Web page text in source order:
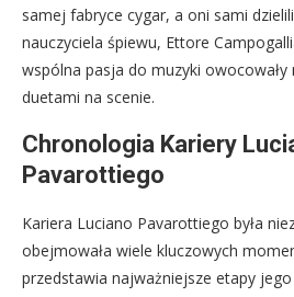
samej fabryce cygar, a oni sami
nauczyciela śpiewu, Ettore
wspólna pasja do muzyki owocowały
duetami na scenie.
Chronologia Kariery
Pavarottiego
Kariera Luciano Pavarottiego była
obejmowała wiele kluczowych
przedstawia najważniejsze etapy